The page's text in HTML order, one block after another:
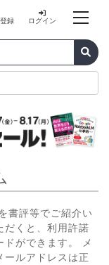
録 ログイン
書評等でご紹介い
だくと、利用許諾
ができます。 メ
ールアドレスは正